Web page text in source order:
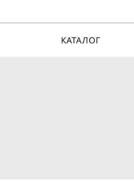
КАТАЛОГ